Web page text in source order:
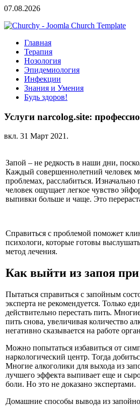
07.08.2026
Главная
Терапия
Нозология
Эпидемиология
Инфекции
Знания и Умения
Будь здоров!
Услуги narcolog.site:
вкл. 31 Март 2021.
Запой – не редкость в наши дни,
Каждый совершеннолетний человек
проблемах, расслабиться.
человек ощущает легкое чувство
выпивки больше и чаще. Это
Справиться с проблемой поможет
психологи, которые готовы
метод лечения.
Как выйти из запоя
Пытаться справиться с запойным
эксперта не рекомендуется. Только
действительно перестать пить.
пить снова, увеличивая количество
негативно сказывается на работе
Можно попытаться избавиться от
наркологический центр. Тогда
Многие алкоголики для выхода из
лучшего эффекта выпивает еще и
боли. Но это не доказано экспертами.
Домашние способы вывода из